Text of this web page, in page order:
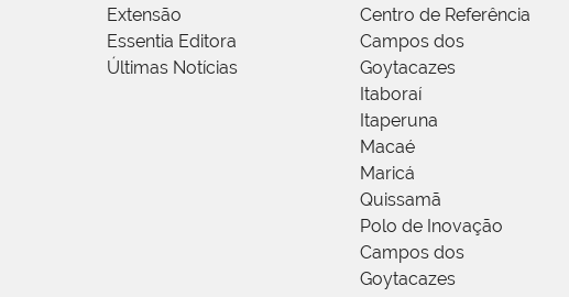
Extensão
Essentia Editora
Últimas Notícias
Centro de Referência
Campos dos
Goytacazes
Itaboraí
Itaperuna
Macaé
Maricá
Quissamã
Polo de Inovação
Campos dos
Goytacazes